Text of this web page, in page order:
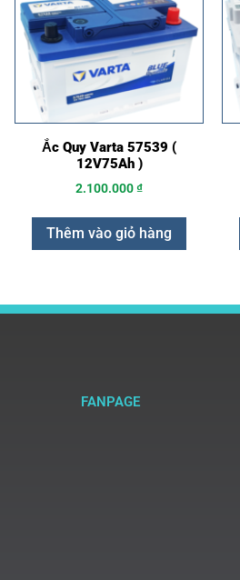
Ắc Quy Varta 57539 (
12V75Ah )
2.100.000₫
Thêm vào giỏ hàng
FANPAGE